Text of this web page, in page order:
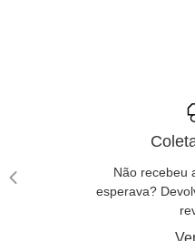
Não recebeu
esperava?